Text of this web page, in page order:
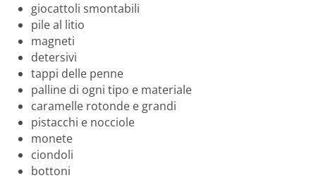
giocattoli smontabili
pile al litio
magneti
detersivi
tappi delle penne
palline di ogni tipo e materiale
caramelle rotonde e grandi
pistacchi e nocciole
monete
ciondoli
bottoni